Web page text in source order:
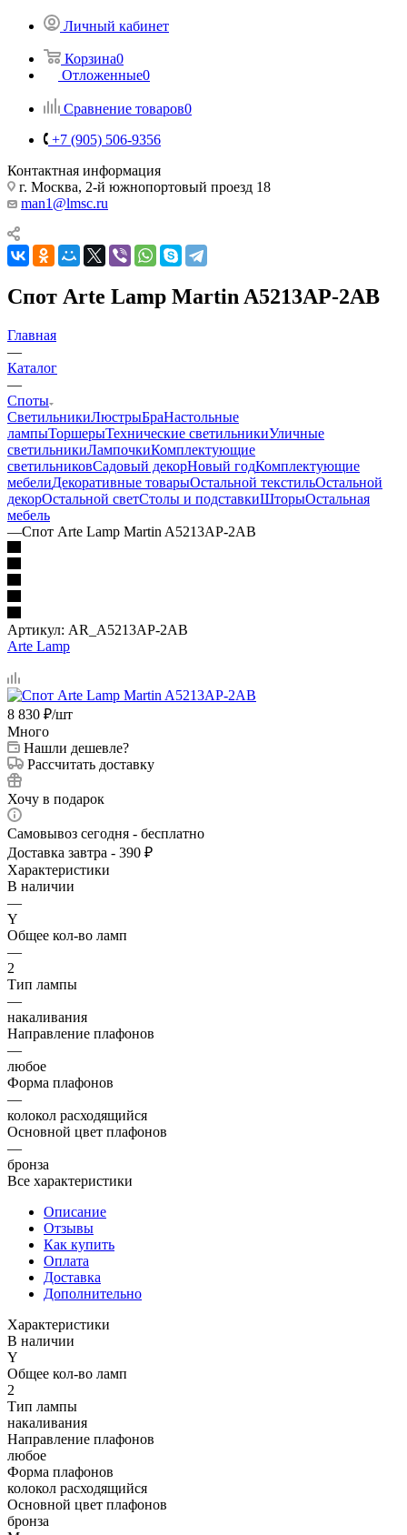
Личный кабинет
Корзина0
Отложенные0
Сравнение товаров0
+7 (905) 506-9356
Контактная информация
г. Москва, 2-й южнопортовый проезд 18
man1@lmsc.ru
Спот Arte Lamp Martin A5213AP-2AB
Главная
—
Каталог
—
Споты
СветильникиЛюстрыБраНастольные
лампыТоршерыТехнические светильникиУличные
светильникиЛампочкиКомплектующие
светильниковСадовый декорНовый годКомплектующие
мебелиДекоративные товарыОстальной текстильОстальной
декорОстальной светСтолы и подставкиШторыОстальная
мебель
—Спот Arte Lamp Martin A5213AP-2AB
Артикул: AR_A5213AP-2AB
Arte Lamp
8 830 ₽/шт
Много
Нашли дешевле?
Рассчитать доставку
Хочу в подарок
Самовывоз сегодня - бесплатно
Доставка завтра - 390 ₽
Характеристики
В наличии
—
Y
Общее кол-во ламп
—
2
Тип лампы
—
накаливания
Направление плафонов
—
любое
Форма плафонов
—
колокол расходящийся
Основной цвет плафонов
—
бронза
Все характеристики
Описание
Отзывы
Как купить
Оплата
Доставка
Дополнительно
Характеристики
В наличии
Y
Общее кол-во ламп
2
Тип лампы
накаливания
Направление плафонов
любое
Форма плафонов
колокол расходящийся
Основной цвет плафонов
бронза